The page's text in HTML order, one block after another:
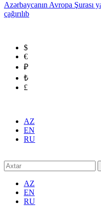
Azərbaycanın Avropa Şurası
çağırılıb
$
€
₽
₺
£
AZ
EN
RU
AZ
EN
RU